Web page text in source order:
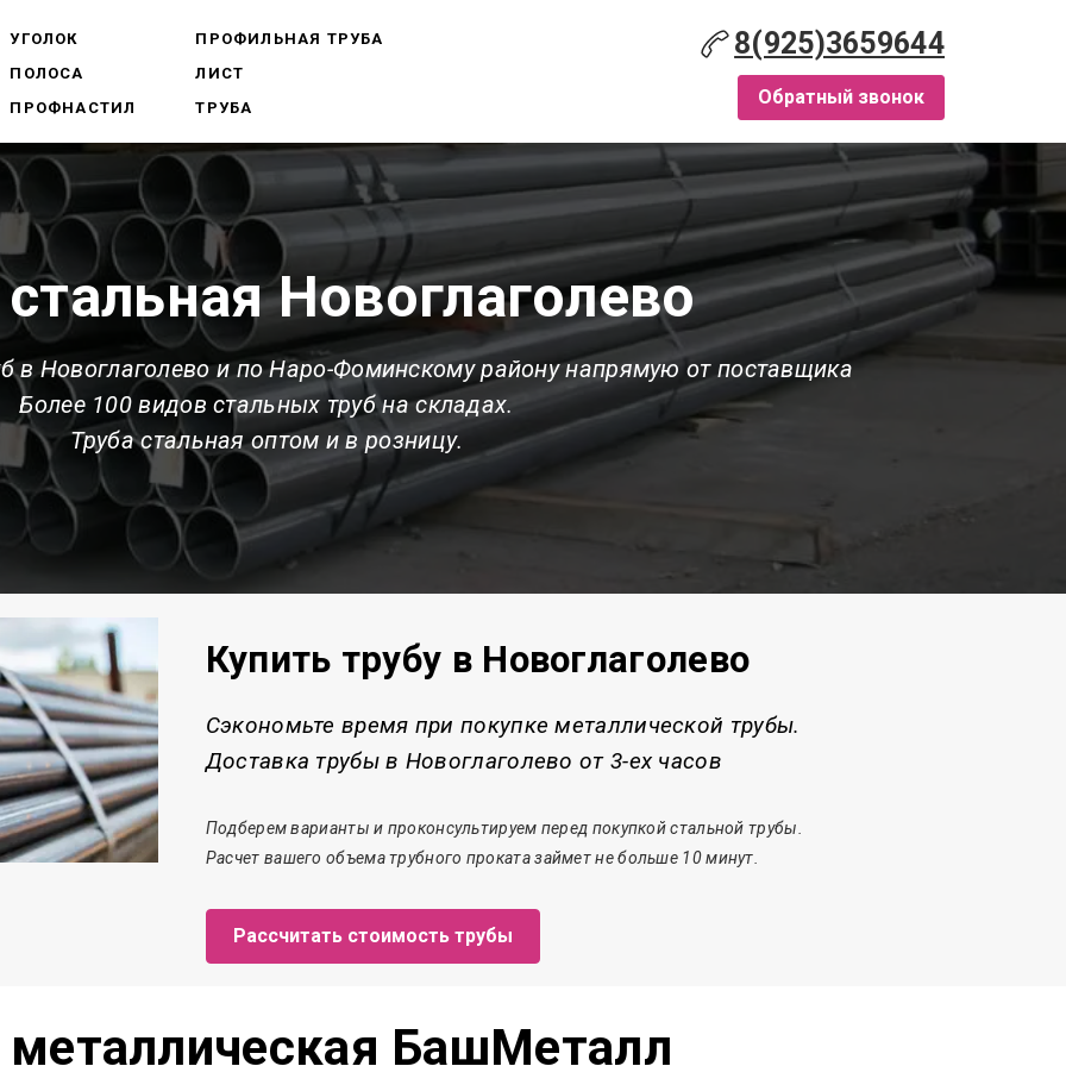
УГОЛОК
ПОЛОСА
ПРОФНАСТИЛ
ПРОФИЛЬНАЯ ТРУБА
ЛИСТ
ТРУБА
8(925)3659644
Обратный звонок
Новоглаголево
в Новоглаголево и по Наро-Фоминскому району напрямую от поставщика
Более 100 видов стальных труб на складах.
Труба стальная оптом и в розницу.
Купить трубу в Новоглаголево
Сэкономьте время при покупке металлической трубы.
Доставка трубы в Новоглаголево от 3-ех часов
Подберем варианты и проконсультируем перед покупкой стальной трубы.
Расчет вашего объема трубного проката займетне больше 10 минут.
Рассчитать стоимость трубы
металлическая БашМеталл